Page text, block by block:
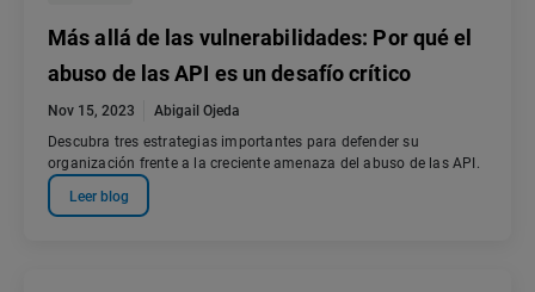
Más allá de las vulnerabilidades: Por qué el
abuso de las API es un desafío crítico
Nov 15, 2023
Abigail Ojeda
Descubra tres estrategias importantes para defender su
organización frente a la creciente amenaza del abuso de las API.
Leer blog